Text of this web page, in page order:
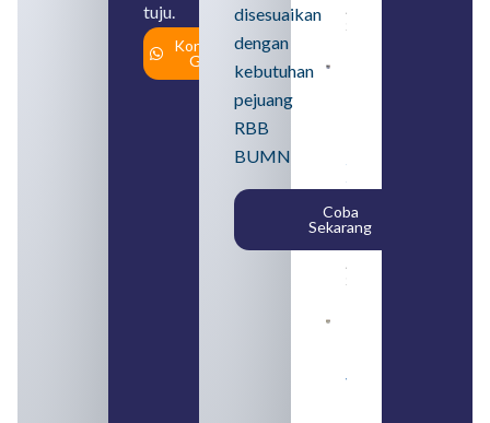
tuju.
Konsultasi
Gratis
disesuaikan
dengan
kebutuhan
pejuang
RBB
BUMN
Coba
Sekarang
August 6,
2026
SMA
Syarat,
Posisi,
dan
Cara
Daftar
August 5,
2026
yang